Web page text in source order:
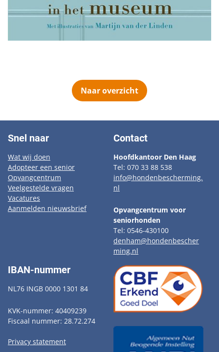
Naar overzicht
Snel naar
Wat wij doen
Adopteer een senior
Opvangcentrum
Veelgestelde vragen
Vacatures
Aanmelden nieuwsbrief
Contact
Hoofdkantoor Den Haag
Tel: 070 33 88 538
info@hondenbescherming.
nl
Opvangcentrum voor
seniorhonden
Tel: 0546-430100
denham@hondenbescher
ming.nl
IBAN-nummer
NL76 INGB 0000 1301 84
KVK-nummer: 40409239
Fiscaal nummer: 28.72.274
Privacy statement